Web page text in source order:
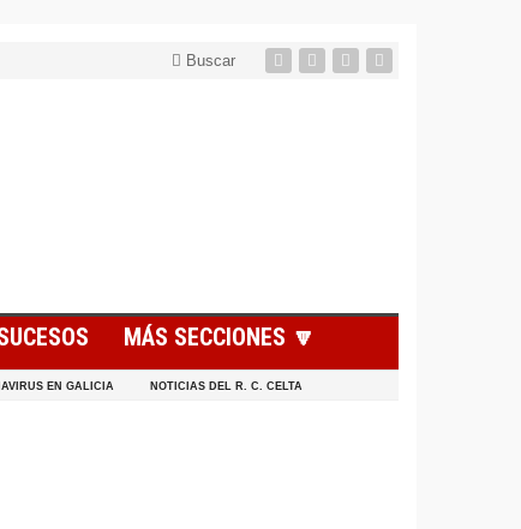
Buscar
MÁS SECCIONES 🔽
EN GALICIA NOTICIAS DEL R. C. CELTA